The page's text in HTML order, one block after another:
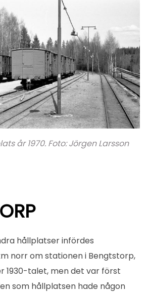
år 1970. Foto: Jörgen Larsson
hållplatser infördes
norr om stationen i Bengtstorp,
1930-talet, men det var först
som hållplatsen hade någon